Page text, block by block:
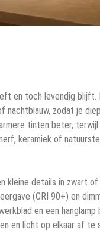
en toch levendig blijft.
zodat je
tinten beter,
keramiek of
kleine details in zwart
(CRI 90+) en
en een
en licht op elkaar af te